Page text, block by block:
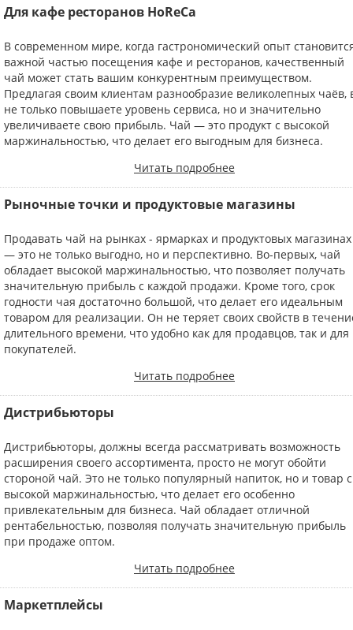
Для кафе ресторанов HoReCa
В современном мире, когда гастрономический опыт
важной частью посещения кафе и ресторанов, качественный
чай может стать вашим конкурентным преимуществом.
Предлагая своим клиентам разнообразие великолепных чаёв,
не только повышаете уровень сервиса, но и значительно
увеличиваете свою прибыль. Чай — это продукт с высокой
маржинальностью, что делает его выгодным для бизнеса.
Читать подробнее
Рыночные точки и продуктовые магазины
Продавать чай на рынках - ярмарках и продуктовых магазинах
— это не только выгодно, но и перспективно. Во-первых, чай
обладает высокой маржинальностью, что позволяет получать
значительную прибыль с каждой продажи. Кроме того, срок
годности чая достаточно большой, что делает его идеальным
товаром для реализации. Он не теряет своих свойств в
длительного времени, что удобно как для продавцов, так и для
покупателей.
Читать подробнее
Дистрибьюторы
Дистрибьюторы, должны всегда рассматривать возможность
расширения своего ассортимента, просто не могут обойти
стороной чай. Это не только популярный напиток, но и товар с
высокой маржинальностью, что делает его особенно
привлекательным для бизнеса. Чай обладает отличной
рентабельностью, позволяя получать значительную прибыль
при продаже оптом.
Читать подробнее
Маркетплейсы